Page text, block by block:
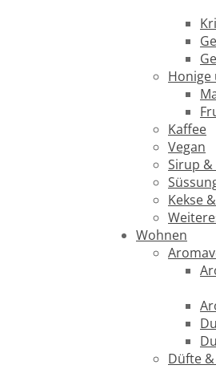
Kaffee
Vegan
Sirup &
Kekse
Wohnen
Düfte